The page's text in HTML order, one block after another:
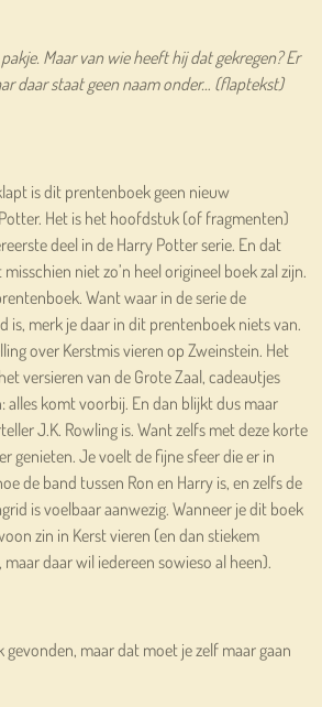
Maar van wie heeft hij dat gekregen? Er
daar staat geen naam onder… (flaptekst)
is dit prentenboek geen nieuw
Het is het hoofdstuk (of fragmenten)
deel in de Harry Potter serie. En dat
niet zo’n heel origineel boek zal zijn.
Want waar in de serie de
is, merk je daar in dit prentenboek niets van.
over Kerstmis vieren op Zweinstein. Het
versieren van de Grote Zaal, cadeautjes
alles komt voorbij. En dan blijkt dus maar
J.K. Rowling is. Want zelfs met deze korte
genieten. Je voelt de fijne sfeer die er in
de band tussen Ron en Harry is, en zelfs de
is voelbaar aanwezig. Wanneer je dit boek
zin in Kerst vieren (en dan stiekem
daar wil iedereen sowieso al heen).
gevonden, maar dat moet je zelf maar gaan